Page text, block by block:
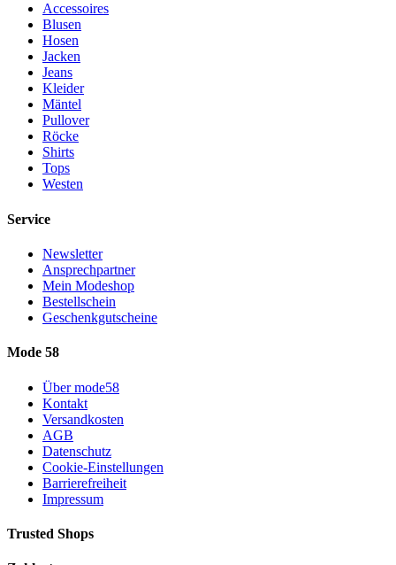
Accessoires
Blusen
Hosen
Jacken
Jeans
Kleider
Mäntel
Pullover
Röcke
Shirts
Tops
Westen
Service
Newsletter
Ansprechpartner
Mein Modeshop
Bestellschein
Geschenkgutscheine
Mode 58
Über mode58
Kontakt
Versandkosten
AGB
Datenschutz
Cookie-Einstellungen
Barrierefreiheit
Impressum
Trusted Shops